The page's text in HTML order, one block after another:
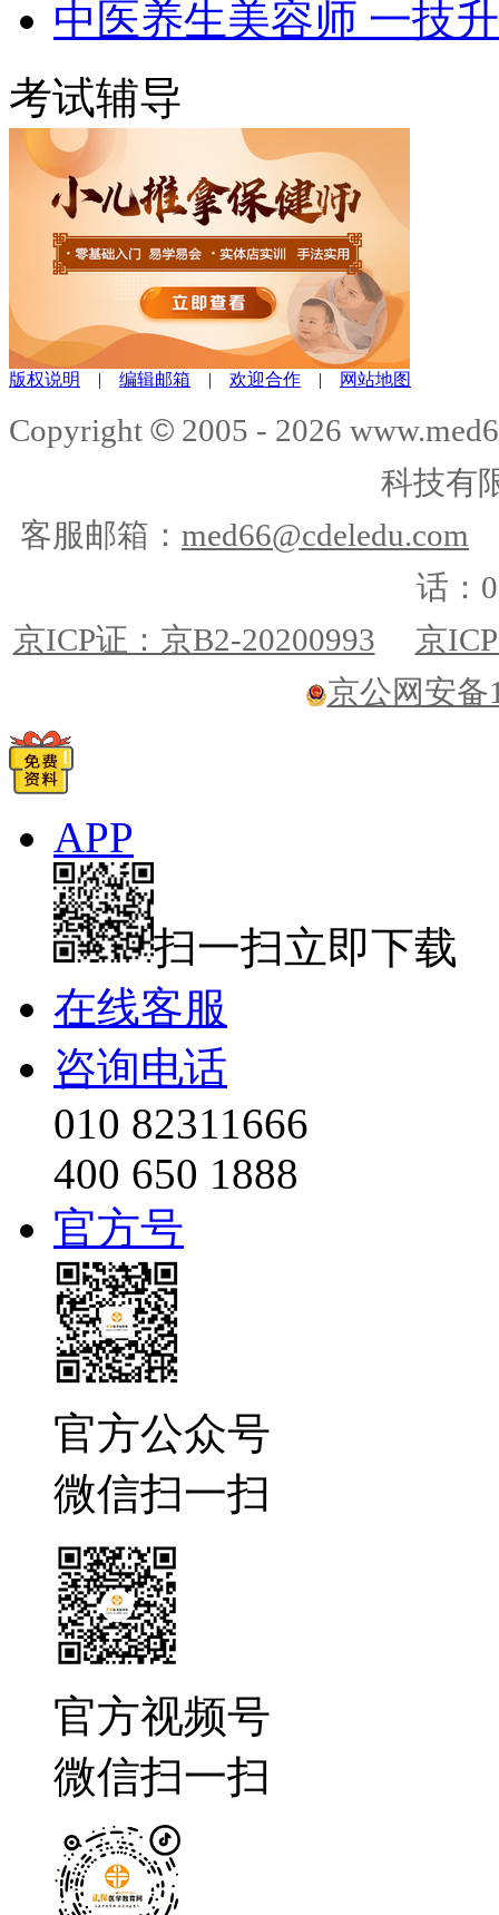
中医养生美容师 一技
考试辅导
版权说明 | 编辑邮箱 | 欢迎合作 | 网站地图
Copyright © 2005 - 2026
科技有
客服邮箱： med66@cdeledu.com
话：
京ICP证：京B2-20200993
京
京公网安备
APP
扫一扫立即下载
在线客服
咨询电话
010 82311666
400 650 1888
官方号
官方公众号
微信扫一扫
官方视频号
微信扫一扫